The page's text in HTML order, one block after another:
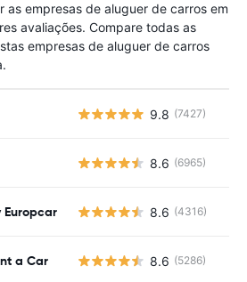
as empresas de aluguer de carros em
avaliações. Compare todas as
empresas de aluguer de carros
9.8 (7427)
8.6 (6965)
Europcar 8.6 (4316)
a Car 8.6 (5286)